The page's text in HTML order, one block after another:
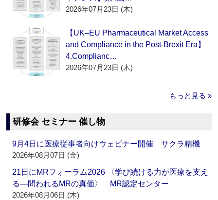
2026年07月23日 (木)
【UK–EU Pharmaceutical Market Access
and Compliance in the Post-Brexit Era】
4.Complianc…
2026年07月23日 (木)
もっと見る »
研修会 セミナー 催し物
9月4日に医療従事者向けウェビナー開催 サクラ精機
2026年08月07日 (金)
21日にMRフォーラム2026 〈学び続ける力が医療を支え
る―問われるMRの真価〉 MR認定センター
2026年08月06日 (木)